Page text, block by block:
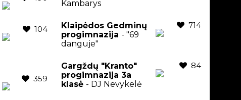
Kambarys
Klaipėdos Gedminų
progimnazija - "69
danguje"
714
104
Gargždų "Kranto"
progimnazija 3a
klasė - DJ Nevykelė
84
359